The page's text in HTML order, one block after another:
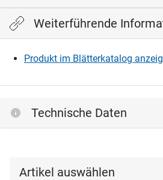
Bitte einloggen, um die CAD‑Dateien
herunterladen zu können.
Weiterführende
Produkt im Blätterkatalog
Technische Daten
Artikel auswählen